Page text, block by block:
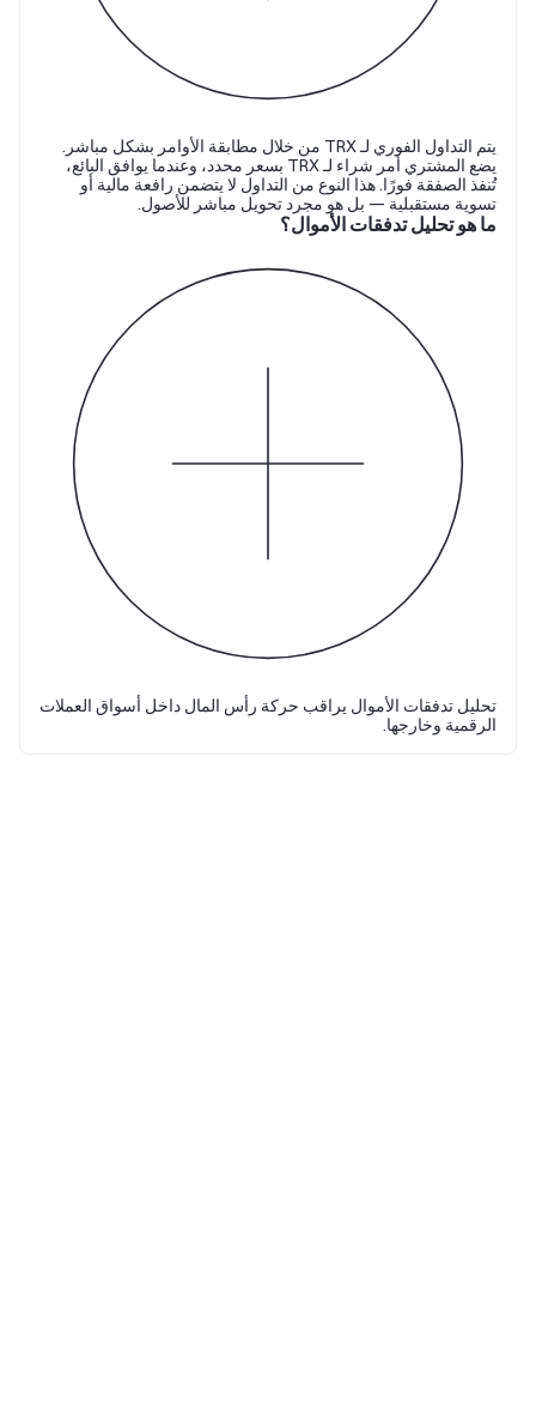
يتم التداول الفوري لـ TRX من خلال مطابقة الأوامر بشكل مباشر.
يضع المشتري أمر شراء لـ TRX بسعر محدد، وعندما يوافق البائع،
تُنفذ الصفقة فورًا. هذا النوع من التداول لا يتضمن رافعة مالية أو
تسوية مستقبلية — بل هو مجرد تحويل مباشر للأصول.
ما هو تحليل تدفقات الأموال؟
تحليل تدفقات الأموال يراقب حركة رأس المال داخل أسواق العملات
الرقمية وخارجها.